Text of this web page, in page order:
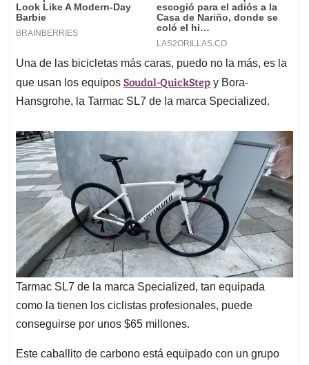
Una de las bicicletas más caras, puedo no la más, es la
que usan los equipos Soudal-QuickStep y Bora-
Hansgrohe, la Tarmac SL7 de la marca Specialized.
Tarmac SL7 de la marca Specialized, tan equipada
como la tienen los ciclistas profesionales, puede
conseguirse por unos $65 millones.
Este caballito de carbono está equipado con un grupo